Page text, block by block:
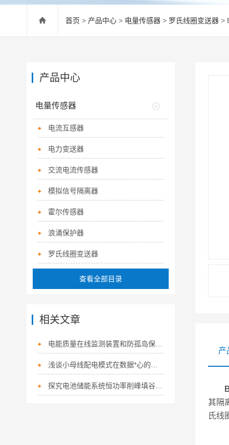
首页 > 产品中心 > 电量传感器 > 罗氏线圈变送器 >
产
其隔
氏线
产品中心
电量传感器
电流互感器
电力变送器
交流电流传感器
模拟信号隔离器
霍尔传感器
浪涌保护器
罗氏线圈变送器
查看全部目录
相关文章
电能质量在线监测装置和防孤岛保护装置 在特斯拉工厂分布式光伏项目的应用
探究电池储能系统恒功率削峰填谷策略